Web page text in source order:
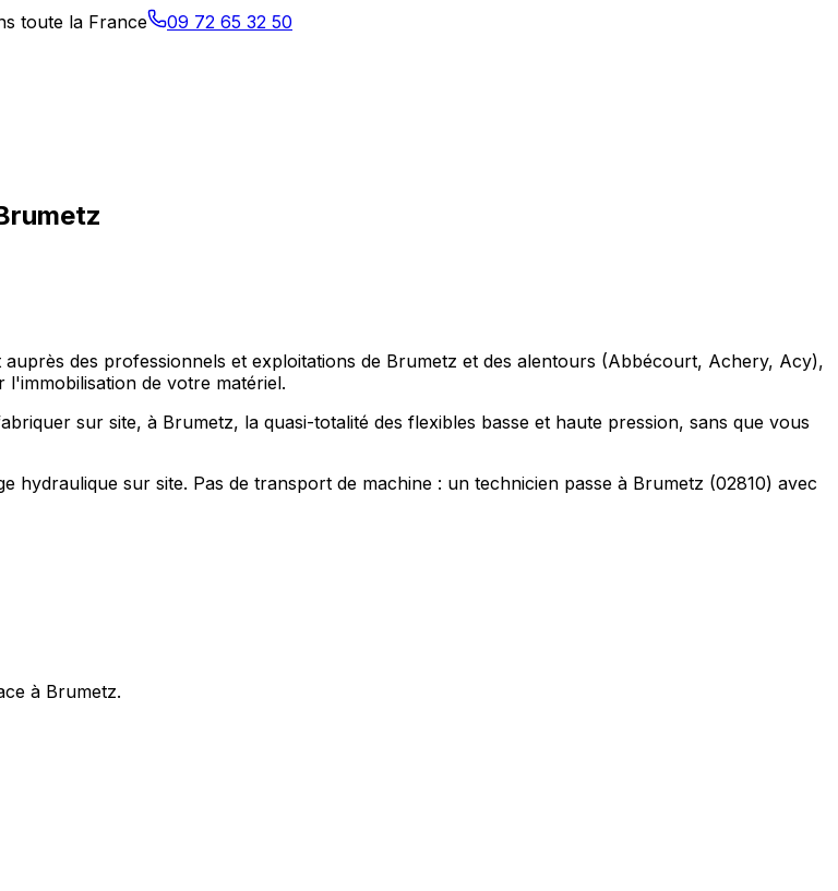
toute la France 09 72 65 32 50
des professionnels et exploitations de Brumetz et des alentours (Abbécourt, Achery, Acy),
de votre matériel.
sur site, à Brumetz, la quasi-totalité des flexibles basse et haute pression, sans que vous
hydraulique sur site. Pas de transport de machine : un technicien passe à Brumetz (02810) avec
à Brumetz.